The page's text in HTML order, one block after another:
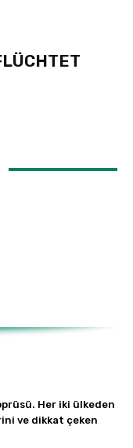
Her iki ülkeden
ve dikkat çeken